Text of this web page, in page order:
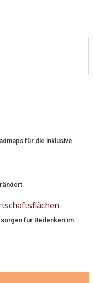
für die inklusive
für Bedenken im